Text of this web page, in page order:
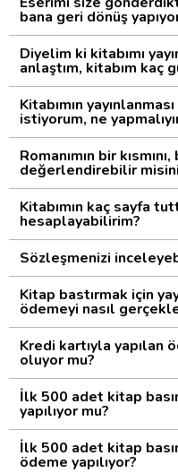
bana geri dönüş
Diyelim ki kitabımı
anlaştım, kitabım kaç
Kitabımın
istiyorum, ne
Romanımın bir
değerlendirebilir
Kitabımın kaç sayfa
hesaplayabilirim?
Sözleşmenizi
Kitap bastırmak için
ödemeyi nasıl
Kredi kartıyla yapılan
oluyor mu?
İlk 500 adet kitap
yapılıyor mu?
İlk 500 adet kitap
ödeme yapılıyor?